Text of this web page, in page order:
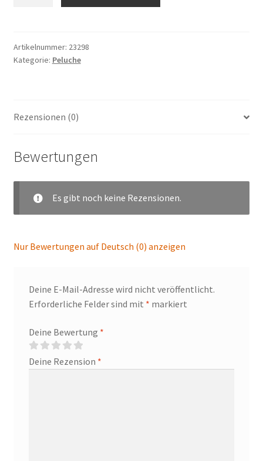
Menge
Artikelnummer: 23298
Kategorie: Peluche
Rezensionen (0)
Bewertungen
Es gibt noch keine Rezensionen.
Nur Bewertungen auf Deutsch (0) anzeigen
Deine E-Mail-Adresse wird nicht veröffentlicht.
Erforderliche Felder sind mit * markiert
Deine Bewertung *
Deine Rezension *